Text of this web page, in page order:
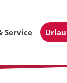
Service